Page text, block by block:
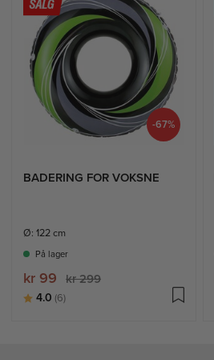
-67%
BADERING FOR VOKSNE
Ø: 122 cm
På lager
kr 99 kr 299
Karakter:
4.0 (6)av 5 mulige